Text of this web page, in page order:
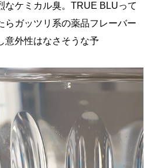
なケミカル臭。TRUE BLUって
らガッツリ系の薬品フレーバー
意外性はなさそうな予